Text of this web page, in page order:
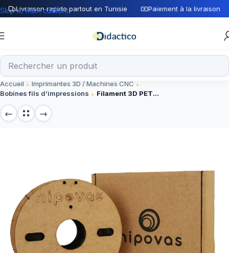
Livraison rapide partout en Tunisie Paiement à la livraison
Skip to main content
Accueil
Imprimantes 3D / Machines CNC
Bobines fils d’impressions
Filament 3D PETG BLANC 1.75mm nipovas